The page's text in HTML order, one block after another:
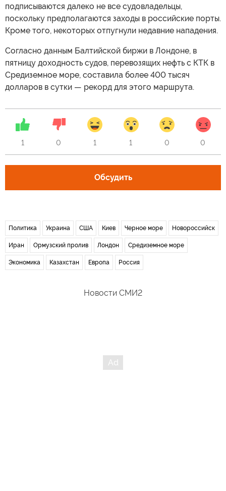
подписываются далеко не все судовладельцы,
поскольку предполагаются заходы в российские порты.
Кроме того, некоторых отпугнули недавние нападения.
Согласно данным Балтийской биржи в Лондоне, в
пятницу доходность судов, перевозящих нефть с КТК в
Средиземное море, составила более 400 тысяч
долларов в сутки — рекорд для этого маршрута.
1 0 1 1 0 0
Обсудить
Политика Украина США Киев Черное море Новороссийск
Иран Ормузский пролив Лондон Средиземное море
Экономика Казахстан Европа Россия
Новости СМИ2